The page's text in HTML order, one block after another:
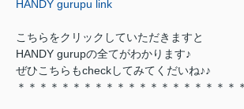
HANDY gurupu link
こちらをクリックしていただきますと
HANDY gurupの全てがわかります♪
ぜひこちらもcheckしてみてくだいね♪♪
＊＊＊＊＊＊＊＊＊＊＊＊＊＊＊＊＊＊＊＊